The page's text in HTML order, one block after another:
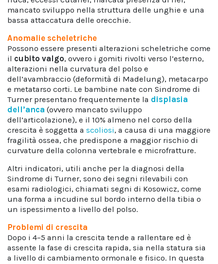
mancato sviluppo nella struttura delle unghie e una
bassa attaccatura delle orecchie.
Anomalie scheletriche
Possono essere presenti alterazioni scheletriche come
il cubito valgo, ovvero i gomiti rivolti verso l’esterno,
alterazioni nella curvatura del polso e
dell’avambraccio (deformità di Madelung), metacarpo
e metatarso corti. Le bambine nate con Sindrome di
Turner presentano frequentemente la displasia
dell’anca (ovvero mancato sviluppo
dell’articolazione), e il 10% almeno nel corso della
crescita è soggetta a scoliosi, a causa di una maggiore
fragilità ossea, che predispone a maggior rischio di
curvature della colonna vertebrale e microfratture.
Altri indicatori, utili anche per la diagnosi della
Sindrome di Turner, sono dei segni rilevabili con
esami radiologici, chiamati segni di Kosowicz, come
una forma a incudine sul bordo interno della tibia o
un ispessimento a livello del polso.
Problemi di crescita
Dopo i 4–5 anni la crescita tende a rallentare ed è
assente la fase di crescita rapida, sia nella statura sia
a livello di cambiamento ormonale e fisico. In questa